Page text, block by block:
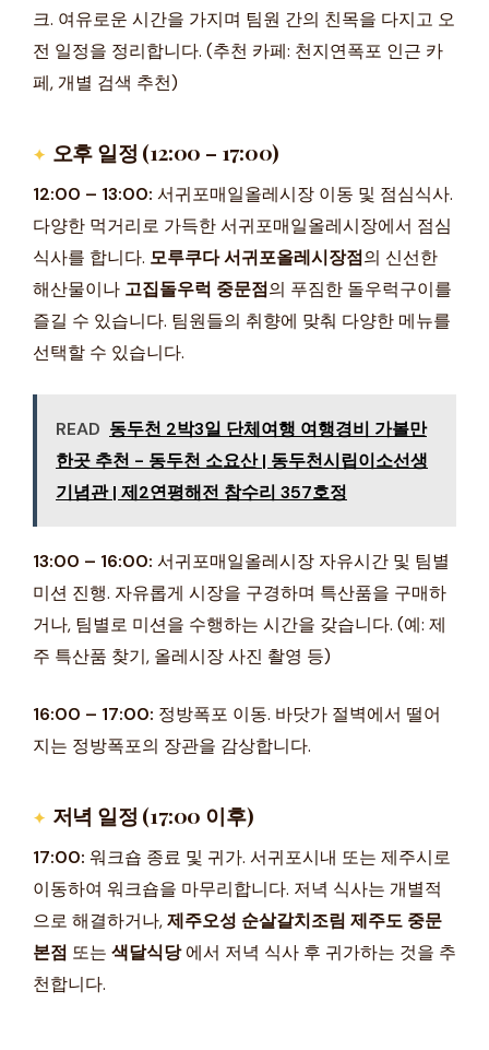
크. 여유로운 시간을 가지며 팀원 간의 친목을 다지고 오
전 일정을 정리합니다. (추천 카페: 천지연폭포 인근 카
페, 개별 검색 추천)
오후 일정 (12:00 – 17:00)
12:00 – 13:00: 서귀포매일올레시장 이동 및 점심식사.
다양한 먹거리로 가득한 서귀포매일올레시장에서 점심
식사를 합니다. 모루쿠다 서귀포올레시장점의 신선한
해산물이나 고집돌우럭 중문점의 푸짐한 돌우럭구이를
즐길 수 있습니다. 팀원들의 취향에 맞춰 다양한 메뉴를
선택할 수 있습니다.
READ 동두천 2박3일 단체여행 여행경비 가볼만
한곳 추천 - 동두천 소요산 | 동두천시립이소선생
기념관 | 제2연평해전 참수리 357호정
13:00 – 16:00: 서귀포매일올레시장 자유시간 및 팀별
미션 진행. 자유롭게 시장을 구경하며 특산품을 구매하
거나, 팀별로 미션을 수행하는 시간을 갖습니다. (예: 제
주 특산품 찾기, 올레시장 사진 촬영 등)
16:00 – 17:00: 정방폭포 이동. 바닷가 절벽에서 떨어
지는 정방폭포의 장관을 감상합니다.
저녁 일정 (17:00 이후)
17:00: 워크숍 종료 및 귀가. 서귀포시내 또는 제주시로
이동하여 워크숍을 마무리합니다. 저녁 식사는 개별적
으로 해결하거나,제주오성 순살갈치조림 제주도 중문
본점 또는 색달식당에서 저녁 식사 후 귀가하는 것을 추
천합니다.